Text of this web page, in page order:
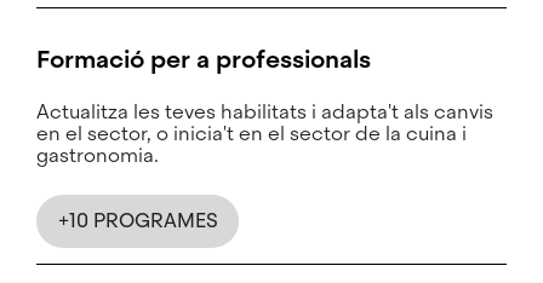
Formació per a professionals
Actualitza les teves habilitats i adapta't als canvis
en el sector, o inicia't en el sector de la cuina i
gastronomia.
+10 PROGRAMES